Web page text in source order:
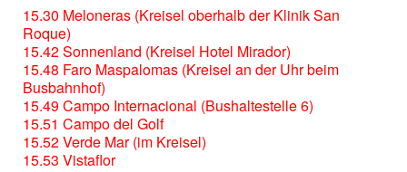
15.30 Meloneras (Kreisel oberhalb der Klinik San
Roque)
15.42 Sonnenland (Kreisel Hotel Mirador)
15.48 Faro Maspalomas (Kreisel an der Uhr beim
Busbahnhof)
15.49 Campo Internacional (Bushaltestelle 6)
15.51 Campo del Golf
15.52 Verde Mar (im Kreisel)
15.53 Vistaflor